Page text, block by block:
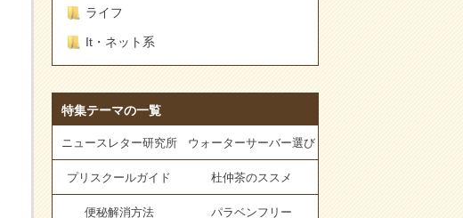
ライフ
It・ネット系
特集テーマの一覧
ニュースレター研究所 ウォーターサーバー選び
プリスクールガイド 杜仲茶のススメ
便秘解消方法 パラベンフリー